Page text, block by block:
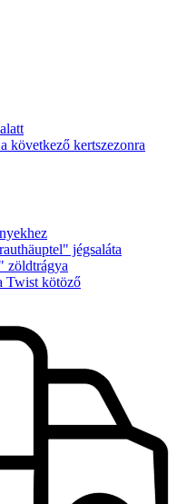
következő kertszezonra
jégsaláta
zöldtrágya
Twist kötöző